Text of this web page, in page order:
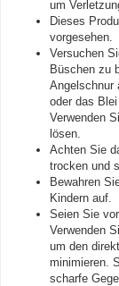
um
Dieses
vorgesehen.
Versuchen
Büschen zu
Angelschnur
oder das
Verwenden
lösen.
Achten Sie
trocken und
Bewahren
Kindern auf.
Seien Sie
Verwenden
um den
minimieren.
scharfe